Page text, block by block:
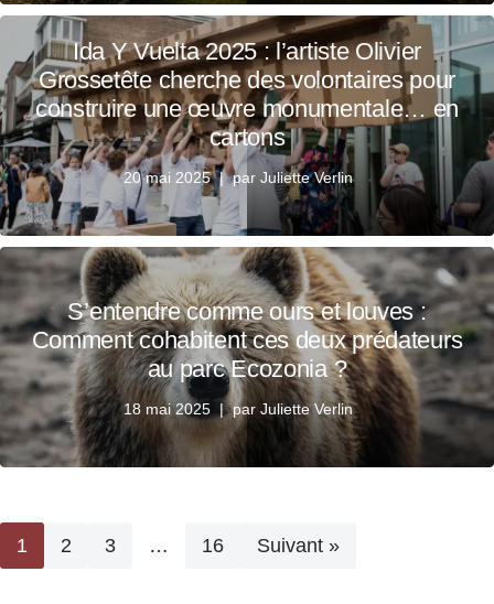
Ida Y Vuelta 2025 : l’artiste Olivier
Grossetête cherche des volontaires pour
construire une œuvre monumentale… en
cartons
20 mai 2025 par Juliette Verlin
S’entendre comme ours et louves :
Comment cohabitent ces deux prédateurs
au parc Ecozonia ?
18 mai 2025 par Juliette Verlin
1 2 3 … 16 Suivant »